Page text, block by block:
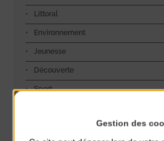
Littoral
Environnement
Jeunesse
Découverte
Sport
Gestion des